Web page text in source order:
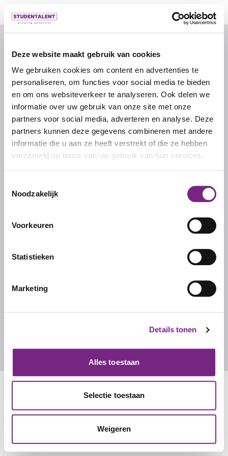
Deze website maakt gebruik van cookies
We gebruiken cookies om content en advertenties te
personaliseren, om functies voor social media te bieden
en om ons websiteverkeer te analyseren. Ook delen we
informatie over uw gebruik van onze site met onze
partners voor social media, adverteren en analyse. Deze
partners kunnen deze gegevens combineren met andere
informatie die u aan ze heeft verstrekt of die ze hebben
verzameld op basis van uw gebruik van hun services.
Noodzakelijk
Voorkeuren
Statistieken
Marketing
Details tonen
Alles toestaan
Selectie toestaan
Weigeren
© 2026 door studentalent.nl
IK ZOEK WERK
Inschrijven als uitzendkracht
IK ZOEK PERSONEEL
Inschrijven als werkgever
STUDENTALENT
010 270 7090